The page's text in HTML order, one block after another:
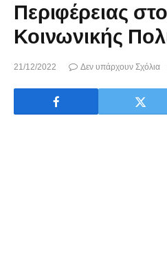
Περιφέρειας
Κοινωνικής
21/12/2022 Δεν υπάρχουν Σχόλια